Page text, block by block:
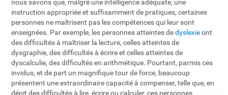
nous savons que, malgré une intelligence adéquate, une
instruction appropriée et suffisamment de pratiques, certaines
personnes ne maîtrisent pas les compétences qui leur sont
enseignées. Par exemple, les personnes atteintes dedyslexieont
des difficultés à maîtriser la lecture, celles atteintes de
dysgraphie, des difficultés à écrire et celles atteintes de
dyscalculie, des difficultés en arithmétique. Pourtant, parmis ces
invidus, et de part un magnifique tour de force, beaucoup
présentent une extraordinaire capacité à compenser, telle que, en
dépit des difficultés à lire, écrire ou calculer, ces personnes